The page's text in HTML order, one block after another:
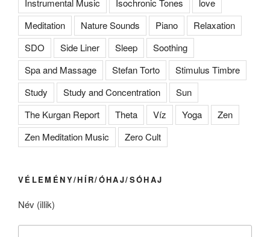
Instrumental Music Isochronic Tones
love
Meditation
Nature Sounds Piano
Relaxation
SDO
Side Liner Sleep
Soothing
Spa and Massage
Stefan Torto
Stimulus Timbre
Study
Study and Concentration
Sun
The Kurgan Report
Theta Víz Yoga
Zen
Zen Meditation Music
Zero Cult
VÉLEMÉNY/HÍR/ÓHAJ/SÓHAJ
Név (illik)